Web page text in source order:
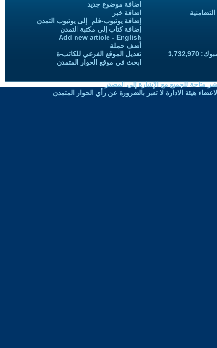
اضافة موضوع جديد
اضافة خبر
إضافة يوتيوب-فلم إلى يوتيوب التمدن
إضافة كتاب إلى مكتبة التمدن
Add new article - English
أضف حملة
تعديل الموقع الفرعي للكاتب-ة
ابحث في موقع الحوار المتمدن
متاحة للجميع مع الإشارة إلى المصدر
هيئة الادارة لا تعبر بالضرورة عن رأي الحوار المتمدن